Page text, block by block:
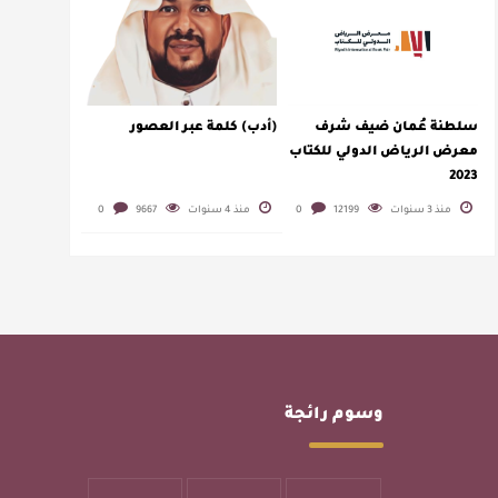
سلطنة عُمان ضيف شرف
معرض الرياض الدولي للكتاب
2023
منذ 3 سنوات 12199
0
(أدب) كلمة عبر العصور
منذ 4 سنوات 9667
0
وسوم رائجة